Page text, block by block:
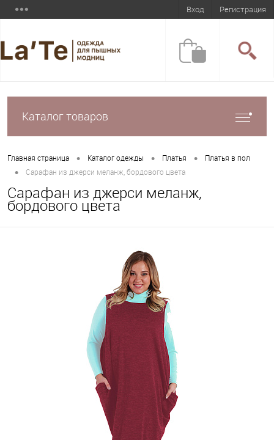
Вход Регистрация
Каталог товаров
Главная страница • Каталог одежды • Платья • Платья в пол
• Сарафан из джерси меланж, бордового цвета
Сарафан из джерси меланж,
бордового цвета